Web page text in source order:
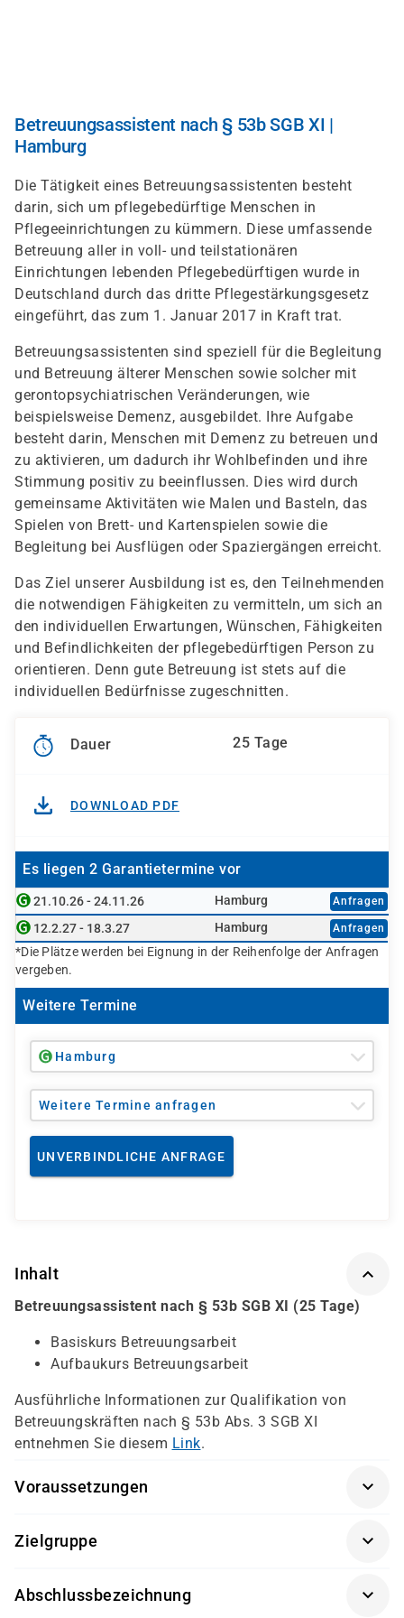
Betreuungsassistent nach § 53b SGB XI |
Hamburg
Die Tätigkeit eines Betreuungsassistenten besteht
darin, sich um pflegebedürftige Menschen in
Pflegeeinrichtungen zu kümmern. Diese umfassende
Betreuung aller in voll- und teilstationären
Einrichtungen lebenden Pflegebedürftigen wurde in
Deutschland durch das dritte Pflegestärkungsgesetz
eingeführt, das zum 1. Januar 2017 in Kraft trat.
Betreuungsassistenten sind speziell für die Begleitung
und Betreuung älterer Menschen sowie solcher mit
gerontopsychiatrischen Veränderungen, wie
beispielsweise Demenz, ausgebildet. Ihre Aufgabe
besteht darin, Menschen mit Demenz zu betreuen und
zu aktivieren, um dadurch ihr Wohlbefinden und ihre
Stimmung positiv zu beeinflussen. Dies wird durch
gemeinsame Aktivitäten wie Malen und Basteln, das
Spielen von Brett- und Kartenspielen sowie die
Begleitung bei Ausflügen oder Spaziergängen erreicht.
Das Ziel unserer Ausbildung ist es, den Teilnehmenden
die notwendigen Fähigkeiten zu vermitteln, um sich an
den individuellen Erwartungen, Wünschen, Fähigkeiten
und Befindlichkeiten der pflegebedürftigen Person zu
orientieren. Denn gute Betreuung ist stets auf die
individuellen Bedürfnisse zugeschnitten.
Dauer 25 Tage
DOWNLOAD PDF
Es liegen 2 Garantietermine vor
21.10.26 - 24.11.26 Hamburg Anfragen
12.2.27 - 18.3.27 Hamburg Anfragen
*Die Plätze werden bei Eignung in der Reihenfolge der Anfragen
vergeben.
Weitere Termine
Hamburg
Weitere Termine anfragen
UNVERBINDLICHE ANFRAGE
Inhalt
Betreuungsassistent nach § 53b SGB XI (25 Tage)
Basiskurs Betreuungsarbeit
Aufbaukurs Betreuungsarbeit
Ausführliche Informationen zur Qualifikation von
Betreuungskräften nach § 53b Abs. 3 SGB XI
entnehmen Sie diesem Link.
Voraussetzungen
persönliches Gespräch
Interesse an der Arbeit mit dementen Menschen
Zielgruppe
Menschen einsteigen möchten.
Abschlussbezeichnung